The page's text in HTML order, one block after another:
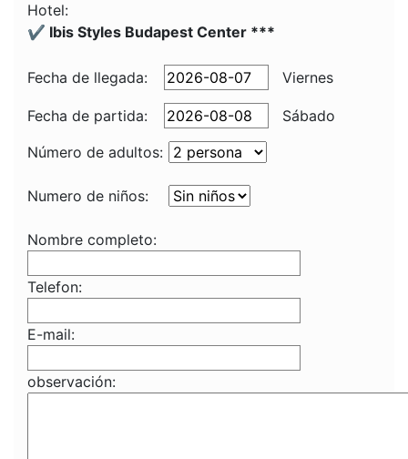
Hotel:
✔️ Ibis Styles Budapest Center ***
Fecha de llegada: Viernes
Fecha de partida:
Sábado
Número de adultos:
Numero de niños:
Nombre completo:
Telefon:
E-mail:
observación: